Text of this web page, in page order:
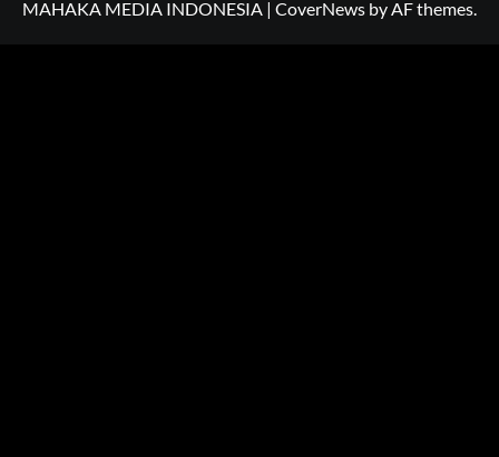
MAHAKA MEDIA INDONESIA | CoverNews by AF themes.